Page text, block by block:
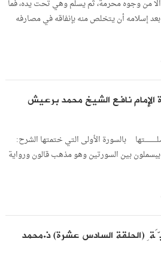
من وجوه محرمة، ثم يسلم وهي تحت يده، فما
إسلامه أن يتخلص منه بإنفاقه في مصارفه
الإمام نافع الشيخ محمد برعيش
بالسورة الأولى التي ختمتها الشرح:
بين السورتين وهو مذهب قالون ورواية
السادس عشرة) ذ.محمد